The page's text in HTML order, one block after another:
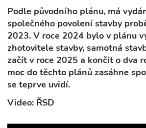
Podle původního plánu, má
společného povolení stavby
2023. V roce 2024 bylo v plánu
zhotovitele stavby, samotná
začít v roce 2025 a končit o dva
moc do těchto plánů zasáhne
se teprve uvidí.
Video: ŘSD